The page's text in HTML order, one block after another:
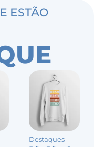
ESTÃO
Destaques